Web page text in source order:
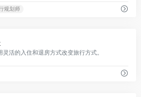
规划师
活的入住和退房方式改变旅行方式。